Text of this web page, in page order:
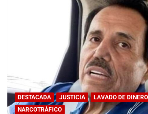
DESTACADA JUSTICIA
LAVADO DE DINERO
NARCOTRÁFICO